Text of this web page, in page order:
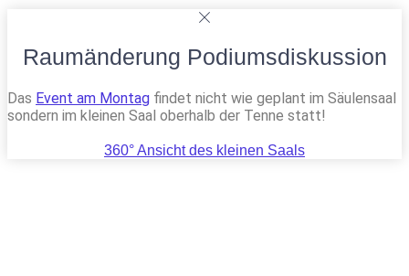
Raumänderung Podiumsdiskussion
Das Event am Montag findet nicht wie geplant im Säulensaal
sondern im kleinen Saal oberhalb der Tenne statt!
360° Ansicht des kleinen Saals